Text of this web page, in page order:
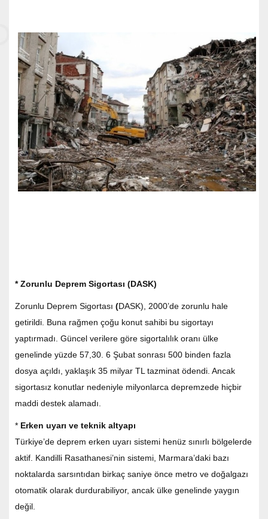
* Zorunlu Deprem Sigortası (DASK)
Zorunlu Deprem Sigortası (DASK), 2000’de zorunlu hale
getirildi. Buna rağmen çoğu konut sahibi bu sigortayı
yaptırmadı. Güncel verilere göre sigortalılık oranı ülke
genelinde yüzde 57,30. 6 Şubat sonrası 500 binden fazla
dosya açıldı, yaklaşık 35 milyar TL tazminat ödendi. Ancak
sigortasız konutlar nedeniyle milyonlarca depremzede hiçbir
maddi destek alamadı.
* Erken uyarı ve teknik altyapı
Türkiye’de deprem erken uyarı sistemi henüz sınırlı bölgelerde
aktif. Kandilli Rasathanesi’nin sistemi, Marmara’daki bazı
noktalarda sarsıntıdan birkaç saniye önce metro ve doğalgazı
otomatik olarak durdurabiliyor, ancak ülke genelinde yaygın
değil.